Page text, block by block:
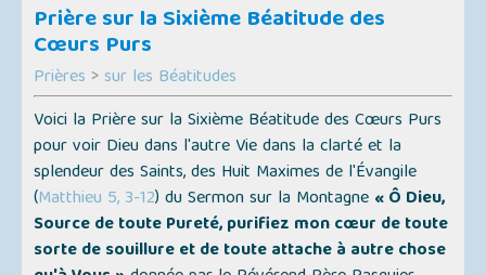
Prière sur la Sixième Béatitude des
Cœurs Purs
Prières >sur les Béatitudes
Voici la Prière sur la Sixième Béatitude des Cœurs Purs
pour voir Dieu dans l'autre Vie dans la clarté et la
splendeur des Saints, des Huit Maximes de l'Évangile
(Matthieu 5, 3-12) du Sermon sur la Montagne « Ô Dieu,
Source de toute Pureté, purifiez mon cœur de toute
sorte de souillure et de toute attache à autre chose